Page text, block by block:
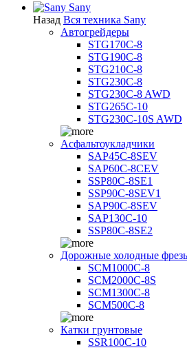
Sany
Назад Вся техника Sany
Автогрейдеры
STG170C-8
STG190C-8
STG210C-8
STG230C-8
STG230C-8 AWD
STG265C-10
STG230C-10S AWD
Асфальтоукладчики
SAP45С-8SEV
SAP60C-8CEV
SSP80C-8SE1
SSP90C-8SEV1
SAP90C-8SEV
SAP130C-10
SSP80C-8SE2
Дорожные холодные
SCM1000C-8
SCM2000C-8S
SCM1300C-8
SCM500C-8
Катки грунтовые
SSR100C-10